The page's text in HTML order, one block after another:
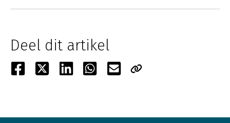
Deel dit artikel